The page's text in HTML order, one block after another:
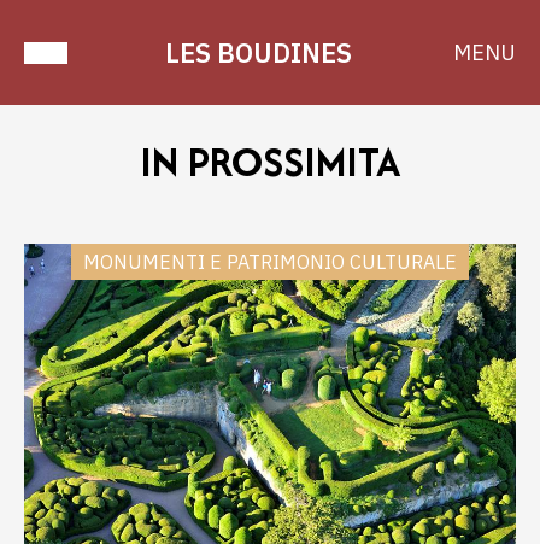
LES BOUDINES MENU
IN PROSSIMITA
MONUMENTI E PATRIMONIO CULTURALE